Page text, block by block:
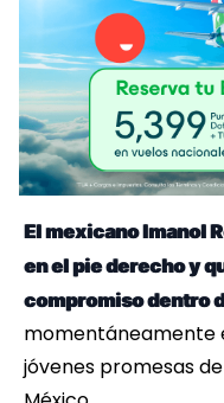
El mexicano Imanol
en el pie derecho y
compromiso dentro
momentáneamente
jóvenes promesas